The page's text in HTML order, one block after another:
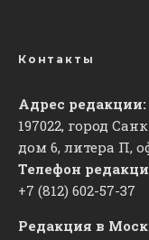
Контакты
Адрес редакции:
197022, город
дом 6, литера П,
Телефон
+7 (812) 602-57-37
Редакция в